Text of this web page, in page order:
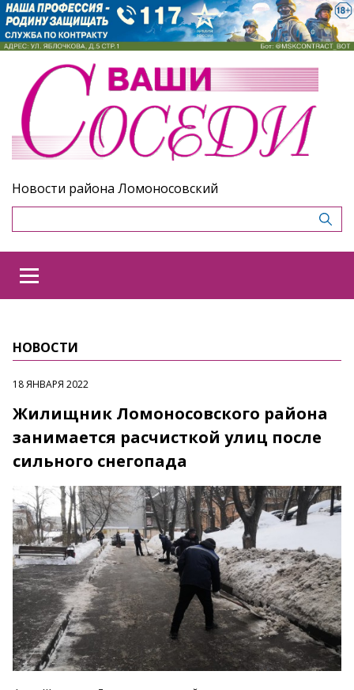
Новости района Ломоносовский
НОВОСТИ
18 ЯНВАРЯ 2022
Жилищник Ломоносовского района
занимается расчисткой улиц после
сильного снегопада